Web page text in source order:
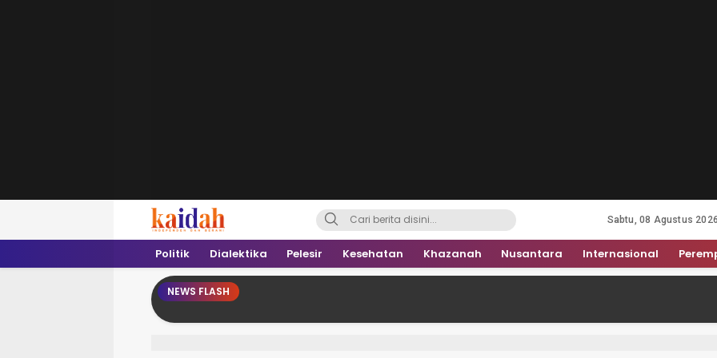
Kaidah.ID
Independen dan Berani
Sabtu, 08 Agustus 2026
Politik Dialektika Pelesir Kesehatan Khazanah Nusantara Internasional
NEWS FLASH